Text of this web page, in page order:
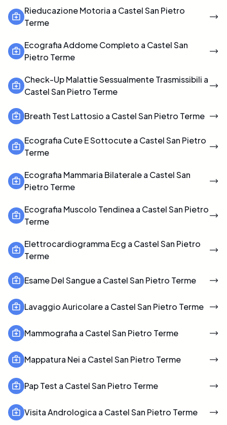
Rieducazione Motoria a Castel San Pietro
Terme
Ecografia Addome Completo a Castel San
Pietro Terme
Check-Up Malattie Sessualmente Trasmissibili a
Castel San Pietro Terme
Breath Test Lattosio a Castel San Pietro Terme
Ecografia Cute E Sottocute a Castel San Pietro
Terme
Ecografia Mammaria Bilaterale a Castel San
Pietro Terme
Ecografia Muscolo Tendinea a Castel San Pietro
Terme
Elettrocardiogramma Ecg a Castel San Pietro
Terme
Esame Del Sangue a Castel San Pietro Terme
Lavaggio Auricolare a Castel San Pietro Terme
Mammografia a Castel San Pietro Terme
Mappatura Nei a Castel San Pietro Terme
Pap Test a Castel San Pietro Terme
Visita Andrologica a Castel San Pietro Terme